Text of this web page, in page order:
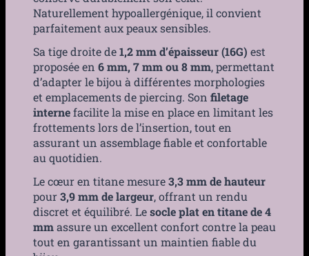
Naturellement hypoallergénique, il convient
parfaitement aux peaux sensibles.
Sa tige droite de1,2 mm d’épaisseur (16G) est
proposée en 6 mm, 7 mm ou 8 mm, permettant
d’adapter le bijou à différentes morphologies
et emplacements de piercing. Son filetage
internefacilite la mise en place en limitant les
frottements lors de l’insertion, tout en
assurant un assemblage fiable et confortable
au quotidien.
Le cœur en titane mesure3,3 mm de hauteur
pour3,9 mm de largeur, offrant un rendu
discret et équilibré. Lesocle plat en titane de 4
mmassure un excellent confort contre la peau
tout en garantissant un maintien fiable du